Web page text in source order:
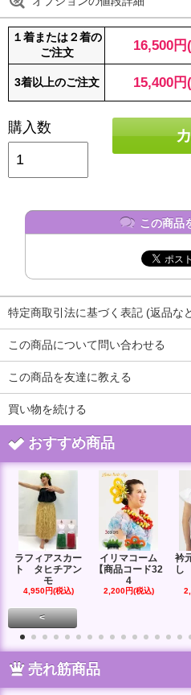
１着または２着の
ご注文
16,500円
3着以上のご注文 15,400円
購入数
この商品
特定商取引法に基づく表記 (返品な
この商品について問い合わせる
この商品を友達に教える
買い物を続ける
おすすめ商品
ラフィアスカー
ト タヒチアン
モ
4,950円(税込)
イリマコーム
【商品コード32
4
2,200円(税込)
衿
し
<
売れ筋商品